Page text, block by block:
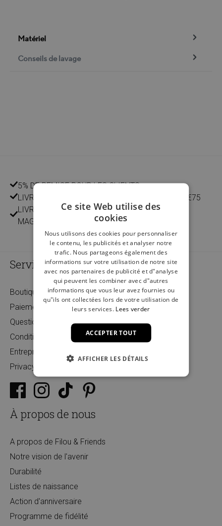
Matériel
Conseils de lavage
5% DE REMISE POUR LES CLIENTS
LIVRAISON GRATUITE À DOMICILE À PARTIR DE €75
LIVRAISON ET RETOUR GRATUITS DANS NOS 14
MAGASINS
Service
Boutiques
Paiement
Questions fréquentes
Conditions
Entreprises
Privacy
À propos de nous
A propos de Filou & Friends
Notre vision de l'avenir
Durabilité
Listes de naissance
Action d'anniversaire
Programme de fidélité
Ce site Web utilise des
cookies
Nous utilisons des cookies pour personnaliser
le contenu, les publicités et analyser notre
trafic. Nous partageons également des
informations sur votre utilisation de notre site
avec nos partenaires de publicité et d"analyse
qui peuvent les combiner avec d"autres
informations que vous leur avez fournies ou
qu"ils ont collectées lors de votre utilisation de
leurs services. Lees verder
ACCEPTER TOUT
AFFICHER LES DÉTAILS